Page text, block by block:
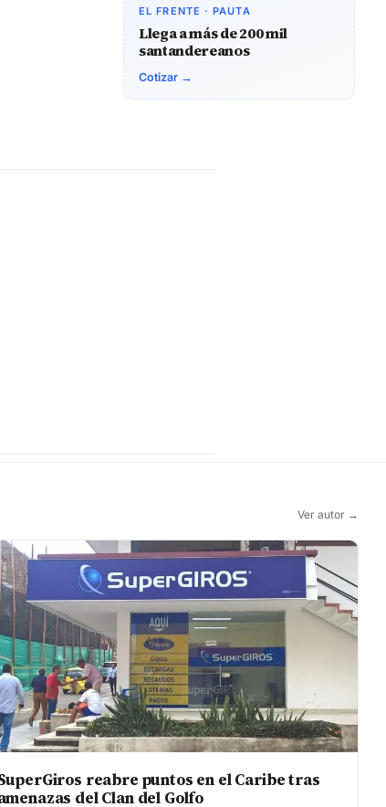
EL FRENTE · PAUTA
Llega a más de 200 mil
santandereanos
Cotizar →
Ver autor →
reabre puntos en el Caribe tras
del Clan del Golfo